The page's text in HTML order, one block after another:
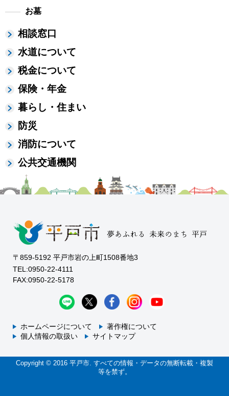
お墓
相談窓口
水道について
税金について
保険・年金
暮らし・住まい
防災
消防について
公共交通機関
〒859-5192 平戸市岩の上町1508番地3
TEL:0950-22-4111
FAX:0950-22-5178
ホームページについて
著作権について
個人情報の取扱い
サイトマップ
Copyright © 2016 平戸市. すべての情報・データの無断転載・複製
等を禁ず。